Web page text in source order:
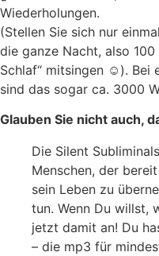
Wiederholungen.
(Stellen Sie sich nur
die ganze Nacht, also 100
Schlaf“ mitsingen ☺). Bei
sind das sogar ca. 3000
Glauben Sie nicht auch,
Die Silent
Menschen, der
sein Leben zu
tun. Wenn Du willst,
jetzt damit an! Du
– die mp3 für